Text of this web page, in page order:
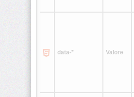
<isindex> data-* Valore